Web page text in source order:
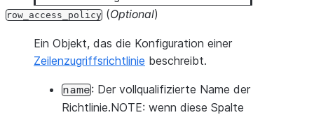
row_access_policy (Optional)
Ein Objekt, das die Konfiguration einer
Zeilenzugriffsrichtlinie beschreibt.
name: Der vollqualifizierte Name der
Richtlinie.NOTE: wenn diese Spalte